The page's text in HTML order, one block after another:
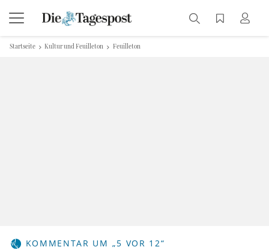
Startseite Kultur und Feuilleton Feuilleton
KOMMENTAR UM „5 VOR 12“